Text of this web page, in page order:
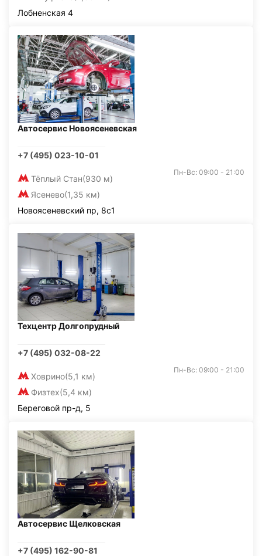
Лобненская 4
Автосервис Новоясеневская
+7 (495) 023-10-01
Тёплый Стан(930 м)
Ясенево(1,35 км)
Пн-Вс: 09:00 - 21:00
Новоясеневский пр, 8с1
Техцентр Долгопрудный
+7 (495) 032-08-22
Ховрино(5,1 км)
Физтех(5,4 км)
Пн-Вс: 09:00 - 21:00
Береговой пр-д, 5
Автосервис Щелковская
+7 (495) 162-90-81